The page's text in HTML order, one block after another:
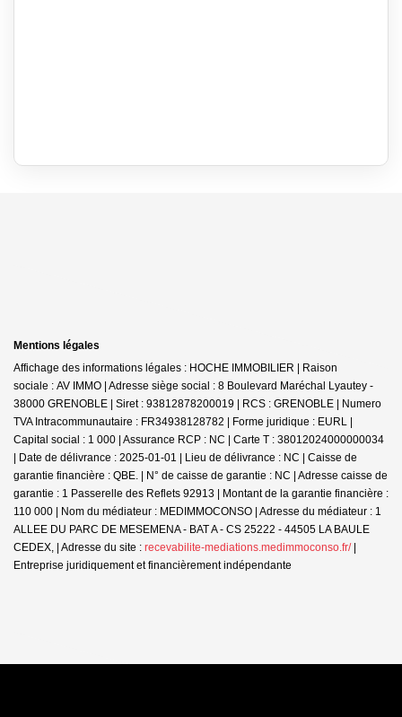
Mentions légales
Affichage des informations légales : HOCHE IMMOBILIER | Raison
sociale : AV IMMO | Adresse siège social : 8 Boulevard Maréchal Lyautey -
38000 GRENOBLE | Siret : 93812878200019 | RCS : GRENOBLE | Numero
TVA Intracommunautaire : FR34938128782 | Forme juridique : EURL |
Capital social : 1 000 | Assurance RCP : NC | Carte T : 38012024000000034
| Date de délivrance : 2025-01-01 | Lieu de délivrance : NC | Caisse de
garantie financière : QBE. | N° de caisse de garantie : NC | Adresse caisse de
garantie : 1 Passerelle des Reflets 92913 | Montant de la garantie financière :
110 000 | Nom du médiateur : MEDIMMOCONSO | Adresse du médiateur : 1
ALLEE DU PARC DE MESEMENA - BAT A - CS 25222 - 44505 LA BAULE
CEDEX, | Adresse du site : recevabilite-mediations.medimmoconso.fr/|
Entreprise juridiquement et financièrement indépendante